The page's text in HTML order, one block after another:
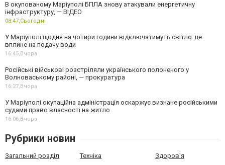
В окупованому Маріуполі БПЛА знову атакували енергетичну
інфраструктуру, — ВІДЕО
08:47,Сьогодні
У Маріуполі щодня на чотири години відключатимуть світло: це
вплине на подачу води
16:45,Вчора
Російські військові розстріляли українського полоненого у
Волноваському районі, — прокуратура
16:27,Вчора
У Маріуполі окупаційна адміністрація оскаржує визнане російськими
судами право власності на житло
16:06,Вчора
Рубрики новин
Загальний розділ Техніка Здоров'я